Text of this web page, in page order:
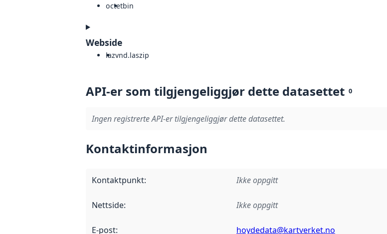
octetbin
Webside
lazvnd.laszip
API-er som tilgjengeliggjør dette datasettet 0
Ingen registrerte API-er tilgjengeliggjør dette datasettet.
Kontaktinformasjon
Kontaktpunkt: Ikke oppgitt
Nettside: Ikke oppgitt
E-post: hoydedata@kartverket.no